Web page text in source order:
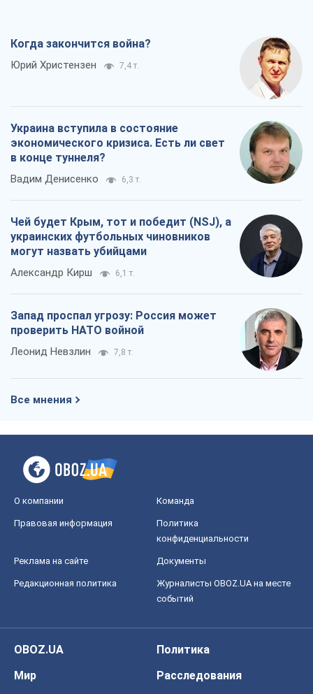
Когда закончится война?
Юрий Христензен 7,4 т.
Украина вступила в состояние
экономического кризиса. Есть ли свет
в конце туннеля?
Вадим Денисенко 6,3 т.
Чей будет Крым, тот и победит (NSJ), а
украинских футбольных чиновников
могут назвать убийцами
Александр Кирш 6,1 т.
Запад проспал угрозу: Россия может
проверить НАТО войной
Леонид Невзлин 7,8 т.
Все мнения
О компании Команда
Правовая информация
Политика
конфиденциальности
Реклама на сайте Документы
Редакционная политика
Журналисты OBOZ.UA на месте
событий
OBOZ.UA
Политика
Мир
Расследования